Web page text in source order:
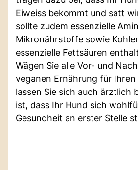
Eiweiss bekommt und satt
sollte zudem essenzielle
Mikronährstoffe sowie
essenzielle Fettsäuren
Wägen Sie alle Vor- und
veganen Ernährung für Ihren
lassen Sie sich auch ärztlich
ist, dass Ihr Hund sich
Gesundheit an erster Stelle